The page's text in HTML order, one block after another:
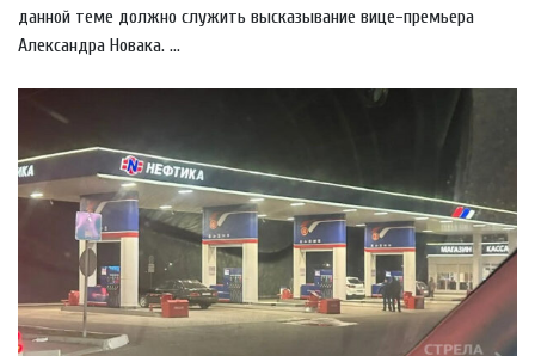
данной теме должно служить высказывание вице-премьера
Александра Новака. ...